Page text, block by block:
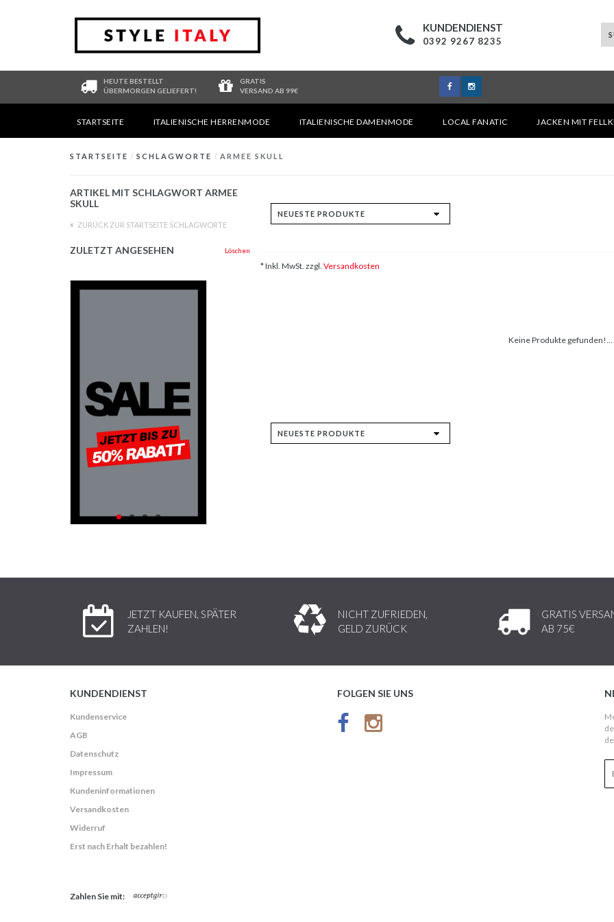
KUNDENDIENST
0392 9267 8235
HEUTE BESTELLT
ÜBERMORGEN GELIEFERT!
GRATIS
VERSAND AB 99€
STARTSEITE ITALIENISCHE HERRENMODE ITALIENISCHE DAMENMODE LOCAL FANATIC JACKEN MIT
STARTSEITE / SCHLAGWORTE / ARMEE SKULL
ARTIKEL MIT SCHLAGWORT ARMEE
SKULL
ZURÜCK ZUR STARTSEITE SCHLAGWORTE
ZULETZT ANGESEHEN Löschen
* Inkl. MwSt. zzgl. Versandkosten
Keine Produkte gefunden!...
JETZT KAUFEN, SPÄTER
ZAHLEN!
NICHT ZUFRIEDEN,
GELD ZURÜCK
GRATIS
AB 75€
KUNDENDIENST
Kundenservice
AGB
Datenschutz
Impressum
Kundeninformationen
Versandkosten
Widerruf
Erst nach Erhalt bezahlen!
FOLGEN SIE UNS
Zahlen Sie mit: